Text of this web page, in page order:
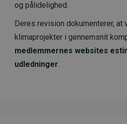
og pålidelighed.
Deres revision dokumenterer, at
klimaprojekter i gennemsnit
medlemmernes websites
udledninger.